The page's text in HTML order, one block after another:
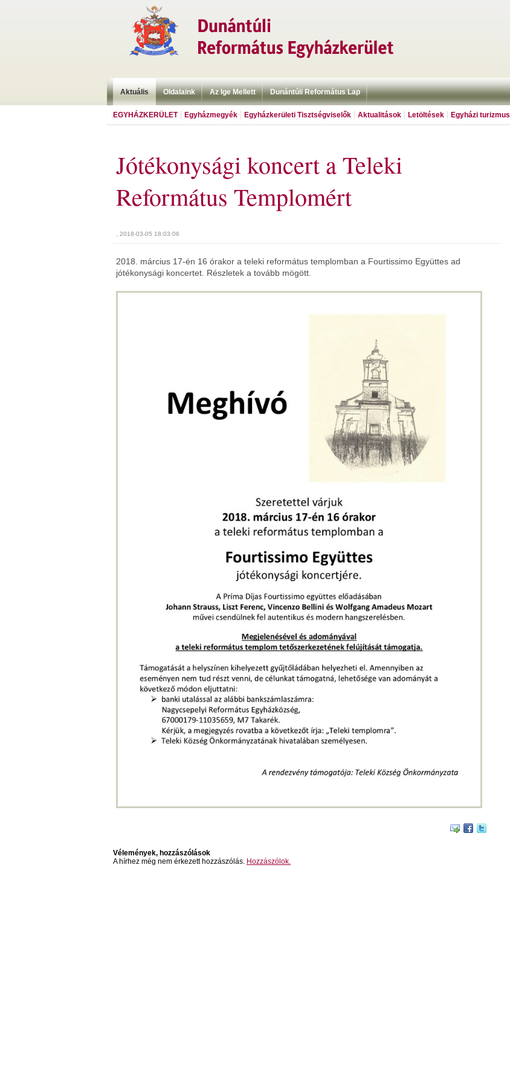
Aktuális Oldalaink Az Ige Mellett Dunántúli Református Lap
EGYHÁZKERÜLET Egyházmegyék Egyházkerületi Tisztségviselők Aktualitások Letöltések Egyházi turizmus
Jótékonysági koncert a Teleki
Református Templomért
, 2018-03-05 18:03:06
2018. március 17-én 16 órakor a teleki református templomban a Fourtissimo Együttes ad
jótékonysági koncertet. Részletek a tovább mögött.
Vélemények, hozzászólások
A hírhez még nem érkezett hozzászólás. Hozzászólok.